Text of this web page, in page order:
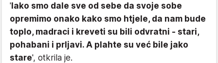
'Iako smo dale sve od sebe da svoje sobe
opremimo onako kako smo htjele, da nam bude
toplo, madraci i kreveti su bili odvratni - stari,
pohabani i prljavi. A plahte su već bile jako
stare', otkrila je.